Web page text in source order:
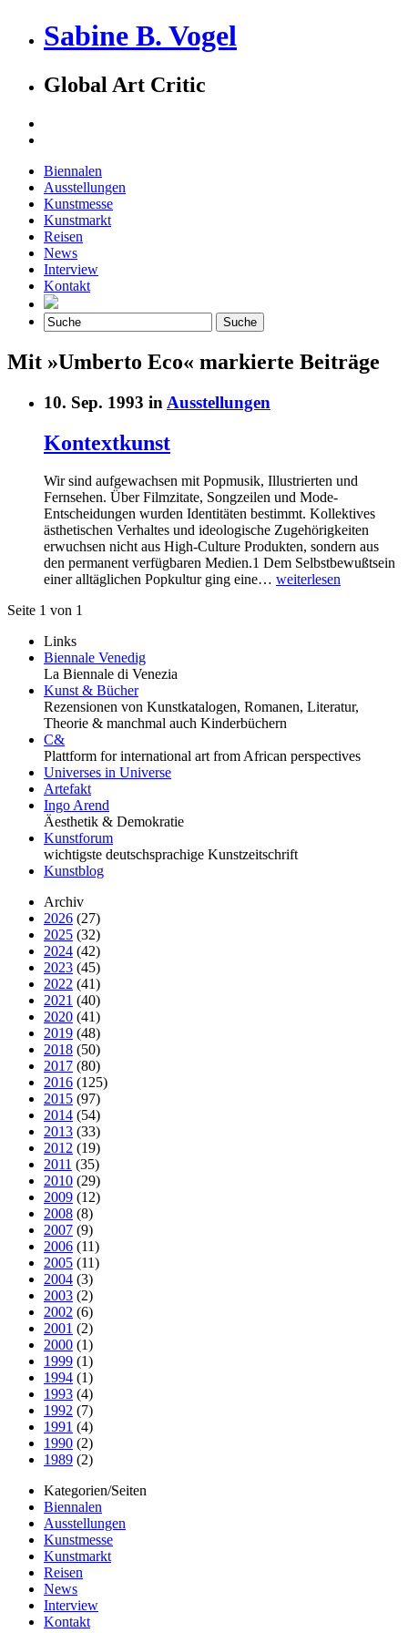
Sabine B. Vogel
Global Art Critic
Biennalen
Ausstellungen
Kunstmesse
Kunstmarkt
Reisen
News
Interview
Kontakt
Mit »Umberto Eco« markierte Beiträge
10. Sep. 1993 in Ausstellungen
Kontextkunst
Wir sind aufgewachsen mit Popmusik, Illustrierten und
Fernsehen. Über Filmzitate, Songzeilen und Mode-
Entscheidungen wurden Identitäten bestimmt. Kollektives
ästhetischen Verhaltes und ideologische Zugehörigkeiten
erwuchsen nicht aus High-Culture Produkten, sondern aus
den permanent verfügbaren Medien.1 Dem Selbstbewußtsein
einer alltäglichen Popkultur ging eine… weiterlesen
Seite 1 von 1
Links
Biennale Venedig
La Biennale di Venezia
Kunst & Bücher
Rezensionen von Kunstkatalogen, Romanen, Literatur,
Theorie & manchmal auch Kinderbüchern
C&
Plattform for international art from African perspectives
Universes in Universe
Artefakt
Ingo Arend
Äesthetik & Demokratie
Kunstforum
wichtigste deutschsprachige Kunstzeitschrift
Kunstblog
Archiv
2026 (27)
2025 (32)
2024 (42)
2023 (45)
2022 (41)
2021 (40)
2020 (41)
2019 (48)
2018 (50)
2017 (80)
2016 (125)
2015 (97)
2014 (54)
2013 (33)
2012 (19)
2011 (35)
2010 (29)
2009 (12)
2008 (8)
2007 (9)
2006 (11)
2005 (11)
2004 (3)
2003 (2)
2002 (6)
2001 (2)
2000 (1)
1999 (1)
1994 (1)
1993 (4)
1992 (7)
1991 (4)
1990 (2)
1989 (2)
Kategorien/Seiten
Biennalen
Ausstellungen
Kunstmesse
Kunstmarkt
Reisen
News
Interview
Kontakt